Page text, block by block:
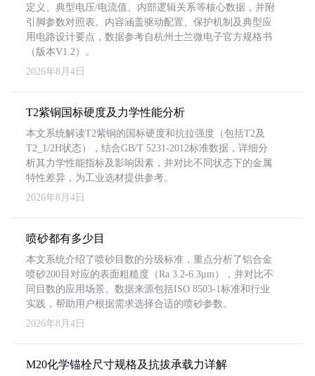
定义、典型电压/电流值、内部逻辑关系等核心数据，并附
引脚参数对照表。内容涵盖驱动配置、保护机制及典型应
用电路设计要点，数据参考自杭州士兰微电子官方规格书
（版本V1.2）。
2026年8月4日
T2紫铜国标硬度及力学性能分析
本文系统解读T2紫铜的国标硬度和抗拉强度（包括T2及
T2_1/2H状态），结合GB/T 5231-2012标准数据，详细分
析其力学性能指标及影响因素，并对比不同状态下的金属
特性差异，为工业选材提供参考。
2026年8月4日
喷砂都有多少目
本文系统介绍了喷砂目数的分级标准，重点分析了铝合金
喷砂200目对应的表面粗糙度（Ra 3.2-6.3μm），并对比不
同目数的应用场景。数据来源包括ISO 8503-1标准和行业
实践，帮助用户根据需求选择合适的喷砂参数。
2026年8月4日
M20化学锚栓尺寸规格及抗拔承载力详解